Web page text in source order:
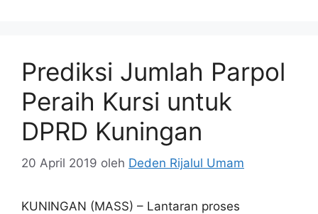
Prediksi Jumlah Parpol
Peraih Kursi untuk
DPRD Kuningan
20 April 2019 oleh Deden Rijalul Umam
KUNINGAN (MASS) – Lantaran proses